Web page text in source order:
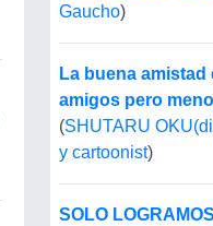
Gaucho)
La buena amistad
amigos pero
(SHUTARU
y cartoonist)
SOLO